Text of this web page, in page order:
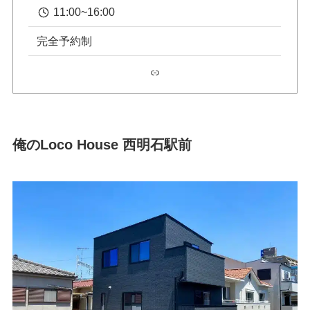
11:00~16:00
完全予約制
リンク
俺のLoco House 西明石駅前